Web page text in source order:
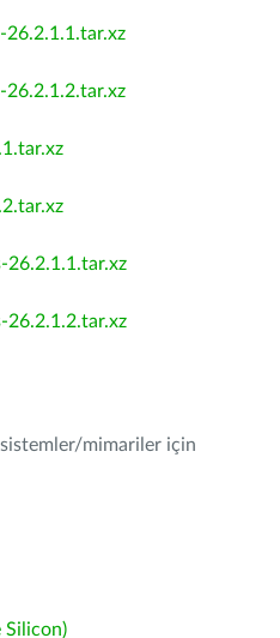
26.2.1.1.tar.xz
26.2.1.2.tar.xz
mimariler için
Silicon)